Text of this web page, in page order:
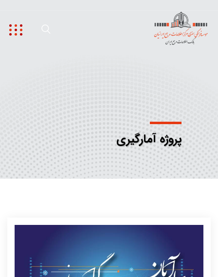
پروژه آمارگیری